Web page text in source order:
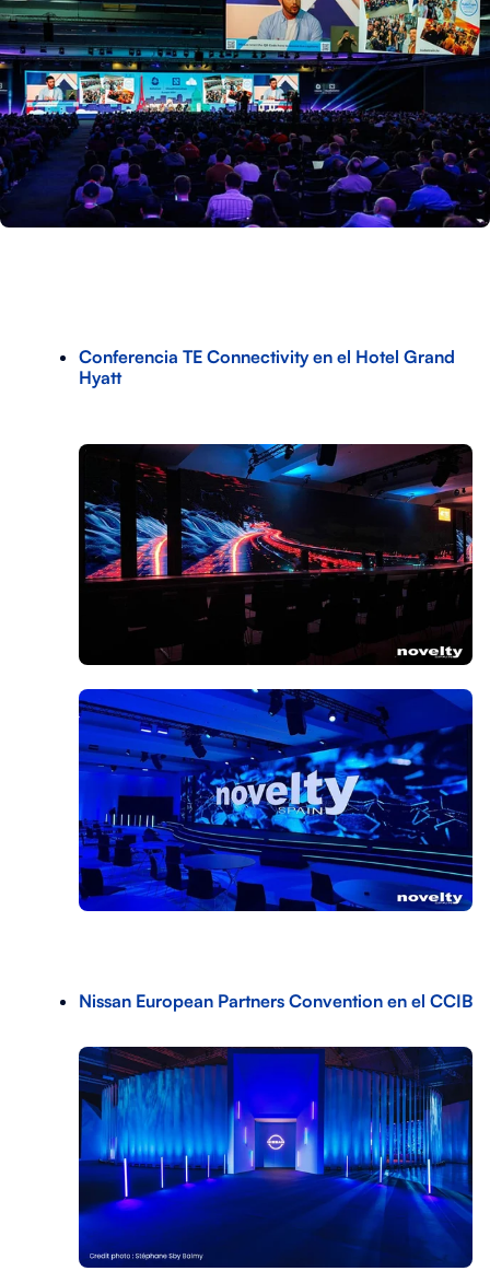
Conferencia TE Connectivity en el Hotel Grand
Hyatt
Nissan European Partners Convention en el CCIB